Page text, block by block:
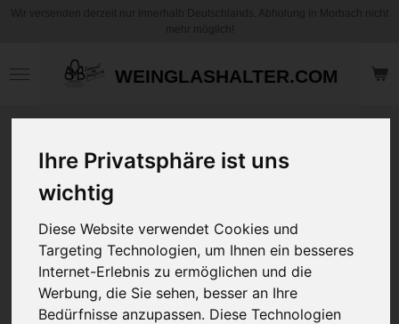
Ihre Privatsphäre ist uns
wichtig
Diese Website verwendet Cookies und
Targeting Technologien, um Ihnen ein besseres
Internet-Erlebnis zu ermöglichen und die
Werbung, die Sie sehen, besser an Ihre
Bedürfnisse anzupassen. Diese Technologien
WEINGLASHALTER.COM
Becher / Tasse -
und ohne
Personalisierung
13,95 €
zzgl. Versandkosten